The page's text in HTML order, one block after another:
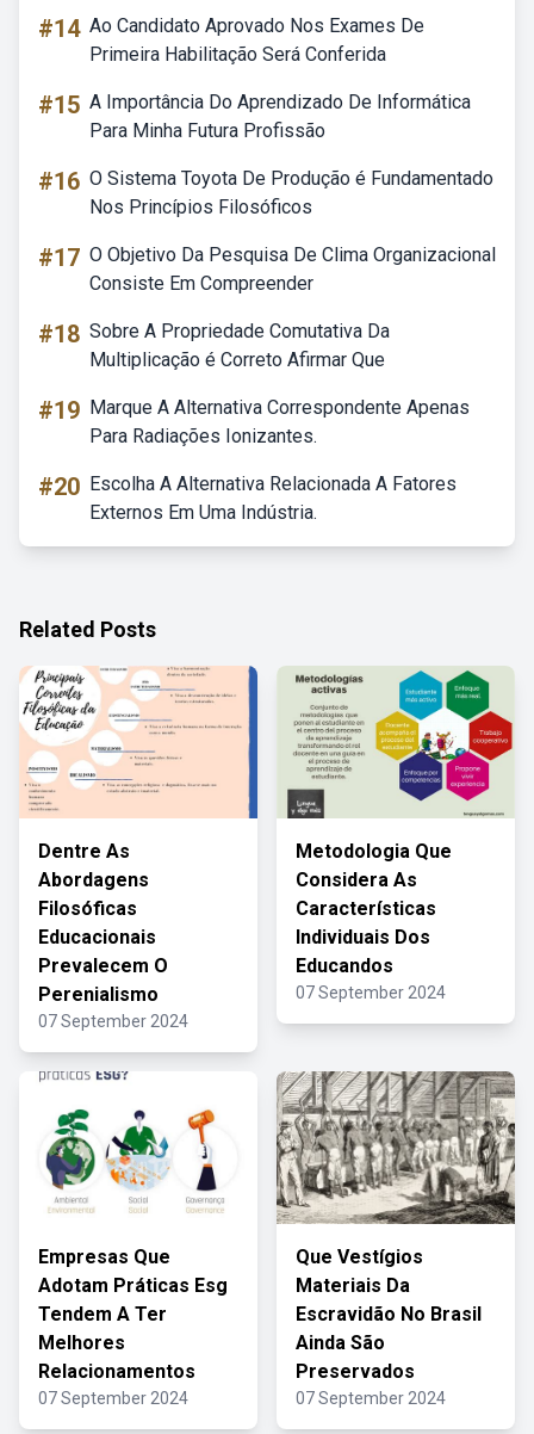
#14 Ao Candidato Aprovado Nos Exames De
Primeira Habilitação Será Conferida
#15 A Importância Do Aprendizado De Informática
Para Minha Futura Profissão
#16 O Sistema Toyota De Produção é Fundamentado
Nos Princípios Filosóficos
#17 O Objetivo Da Pesquisa De Clima Organizacional
Consiste Em Compreender
#18 Sobre A Propriedade Comutativa Da
Multiplicação é Correto Afirmar Que
#19 Marque A Alternativa Correspondente Apenas
Para Radiações Ionizantes.
#20 Escolha A Alternativa Relacionada A Fatores
Externos Em Uma Indústria.
Related Posts
Dentre As
Abordagens
Filosóficas
Educacionais
Prevalecem O
Perenialismo
07 September 2024
Metodologia Que
Considera As
Características
Individuais Dos
Educandos
07 September 2024
Empresas Que
Adotam Práticas Esg
Tendem A Ter
Melhores
Relacionamentos
07 September 2024
Que Vestígios
Materiais Da
Escravidão No Brasil
Ainda São
Preservados
07 September 2024